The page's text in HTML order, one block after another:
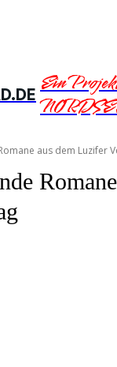
Ein
aus dem Luzifer